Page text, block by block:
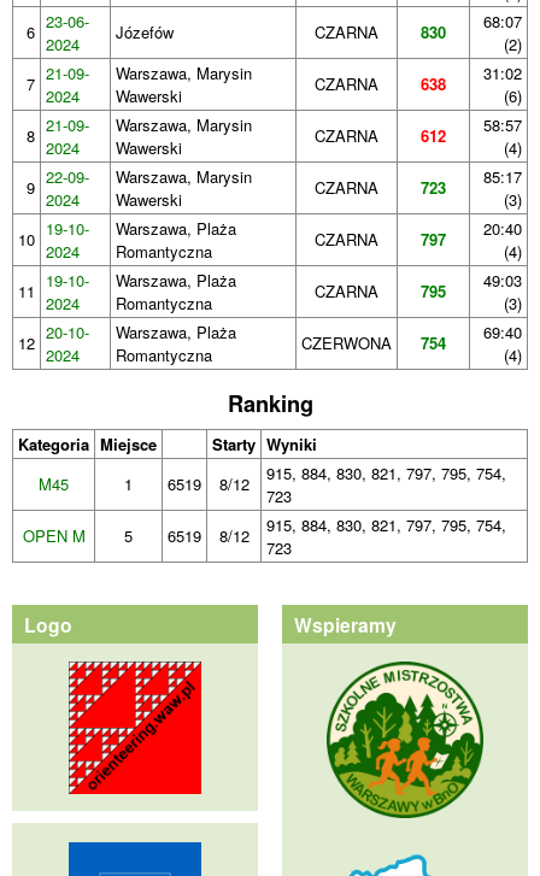
6 23-06-
2024
Józefów CZARNA 830
68:07
(2)
7 21-09-
2024
Warszawa, Marysin
Wawerski
CZARNA 638
31:02
(6)
8 21-09-
2024
Warszawa, Marysin
Wawerski
CZARNA 612
58:57
(4)
9 22-09-
2024
Warszawa, Marysin
Wawerski
CZARNA 723
85:17
(3)
10 19-10-
2024
Warszawa, Plaża
Romantyczna
CZARNA 797
20:40
(4)
11
19-10-
2024
Warszawa, Plaża
Romantyczna
CZARNA 795
49:03
(3)
12 20-10-
2024
Warszawa, Plaża
Romantyczna
CZERWONA 754
69:40
(4)
Ranking
Kategoria Miejsce Starty Wyniki
M45
1 6519 8/12
915, 884, 830, 821, 797, 795, 754,
723
OPEN M
5 6519 8/12
915, 884, 830, 821, 797, 795, 754,
723
Logo Wspieramy